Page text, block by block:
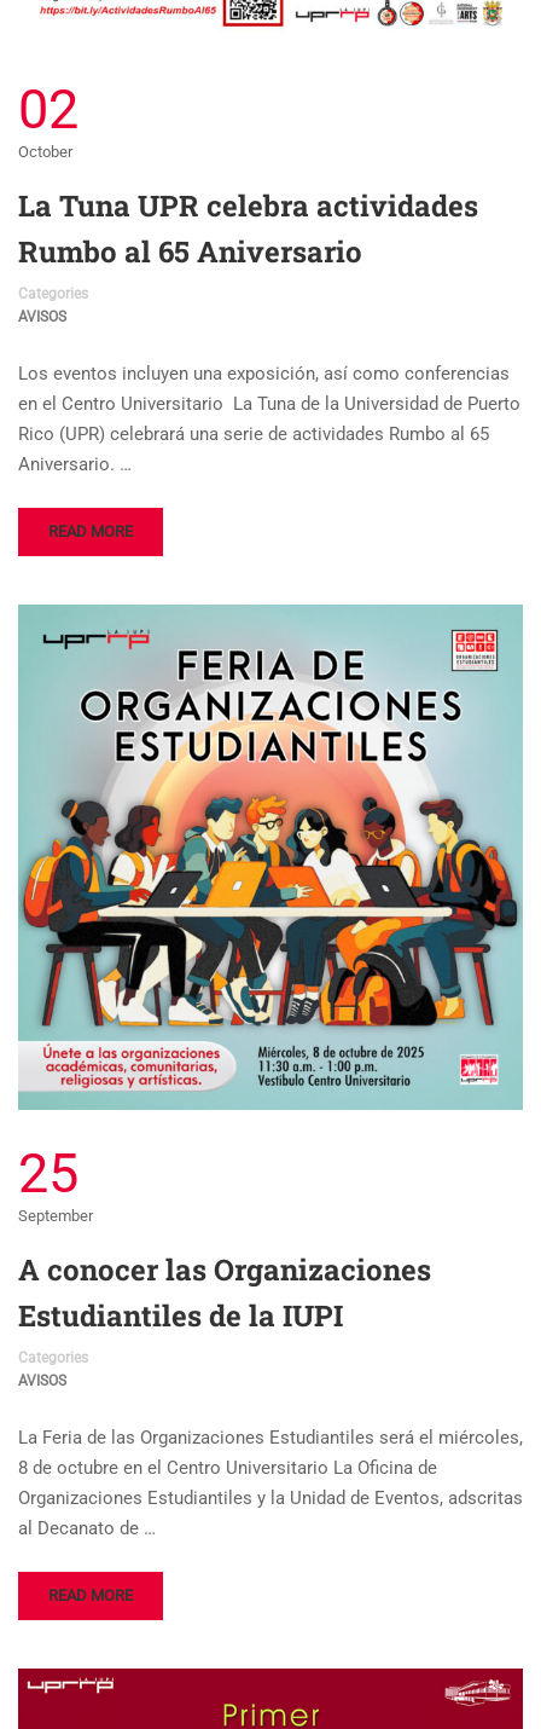
02
October
La Tuna UPR celebra actividades
Rumbo al 65 Aniversario
Categories
AVISOS
Los eventos incluyen una exposición, así como conferencias
en el Centro Universitario La Tuna de la Universidad de Puerto
Rico (UPR) celebrará una serie de actividades Rumbo al 65
Aniversario. …
READ MORE
25
September
A conocer las Organizaciones
Estudiantiles de la IUPI
Categories
AVISOS
La Feria de las Organizaciones Estudiantiles será el miércoles,
8 de octubre en el Centro Universitario La Oficina de
Organizaciones Estudiantiles y la Unidad de Eventos, adscritas
al Decanato de …
READ MORE